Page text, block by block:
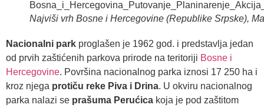
Najviši vrh Bosne i Hercegovine (Republike Srpske),
Nacionalni park proglašen je 1962 god. i predstavlja jedan
od prvih zaštićenih parkova prirode na teritoriji Bosne i
Hercegovine. Površina nacionalnog parka iznosi 17 250 ha i
kroz njega protiču reke Piva i Drina. U okviru nacionalnog
parka nalazi se prašuma Perućica koja je pod zaštitom